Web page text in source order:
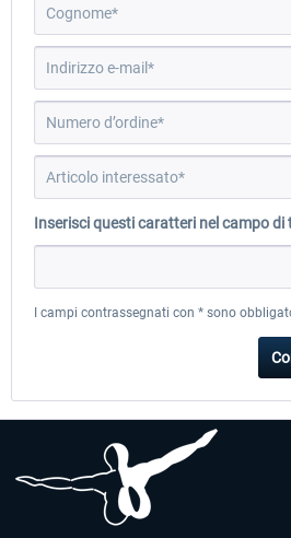
EmergencyDispatcherPro - 24h Free
0,00 € *
Inserisci questi caratteri nel campo
I campi contrassegnati con * sono